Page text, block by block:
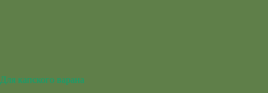
Для капского варана